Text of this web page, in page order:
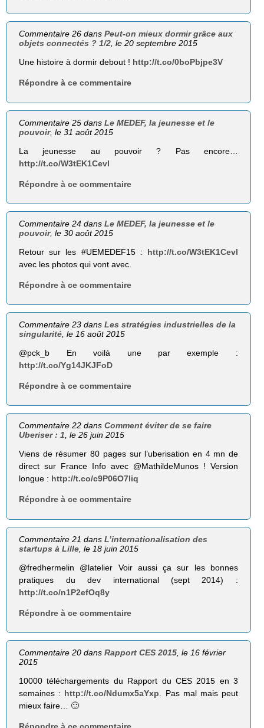
Commentaire 26 dansPeut-on mieux dormir grâce aux
objets connectés ? 1/2, le 20 septembre 2015
Une histoire à dormir debout ! http://t.co/0boPbjpe3V
Répondre à ce commentaire
Commentaire 25 dansLe MEDEF, la jeunesse et le
pouvoir, le 31 août 2015
La jeunesse au pouvoir ? Pas encore…
http://t.co/W3tEK1Cevl
Répondre à ce commentaire
Commentaire 24 dansLe MEDEF, la jeunesse et le
pouvoir, le 30 août 2015
Retour sur les #UEMEDEF15 : http://t.co/W3tEK1Cevl
avec les photos qui vont avec.
Répondre à ce commentaire
Commentaire 23 dansLes stratégies industrielles de la
singularité , le 16 août 2015
@pck_b En voilà une par exemple :
http://t.co/Yg14JKJFoD
Répondre à ce commentaire
Commentaire 22 dansComment éviter de se faire
Uberiser : 1, le 26 juin 2015
Viens de résumer 80 pages sur l’uberisation en 4 mn de
direct sur France Info avec @MathildeMunos ! Version
longue : http://t.co/c9P06O7liq
Répondre à ce commentaire
Commentaire 21 dansL’internationalisation des
startups à Lille , le 18 juin 2015
@fredhermelin @latelier Voir aussi ça sur les bonnes
pratiques du dev international (sept 2014) :
http://t.co/n1P2efOq8y
Répondre à ce commentaire
Commentaire 20 dansRapport CES 2015 , le 16 février
2015
10000 téléchargements du Rapport du CES 2015 en 3
semaines : http://t.co/Ndumx5aYxp . Pas mal mais peut
mieux faire… 🙂